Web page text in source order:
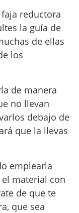
reductora
la guía de
de ellas
los
de manera
no llevan
debajo de
que la llevas
emplearla
material con
de que te
que sea